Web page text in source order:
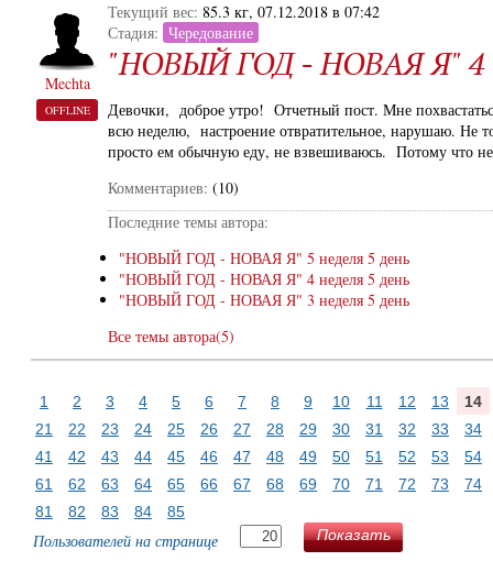
Mechta
OFFLINE
Текущий вес: 85.3 кг, 07.12.2018 в 07:42
Стадия: Чередование
"НОВЫЙ ГОД - НОВАЯ Я" 4
Девочки, доброе утро! Отчетный пост. Мне
всю неделю, настроение отвратительное, нарушаю. Не
просто ем обычную еду, не взвешиваюсь. Потому что
Комментариев: (10)
Последние темы автора:
"НОВЫЙ ГОД - НОВАЯ Я" 5 неделя 5 день
"НОВЫЙ ГОД - НОВАЯ Я" 4 неделя 5 день
"НОВЫЙ ГОД - НОВАЯ Я" 3 неделя 5 день
Все темы автора(5)
1 2 3 4 5 6 7 8 9 10 11 12 13
14
21
22 23 24 25 26 27 28 29 30 31 32 33
34
41
42 43 44 45 46 47 48 49 50 51 52 53
54
61
62 63 64 65 66 67 68 69 70 71 72 73
74
81
82 83 84 85
Пользователей на странице Показать